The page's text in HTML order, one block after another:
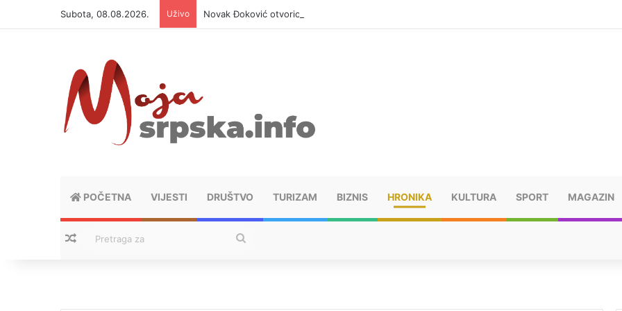
Subota, 08.08.2026. Uživo Novak Đoković otvorio dušu: “Taj poraz me uništio”
POČETNA VIJESTI DRUŠTVO TURIZAM BIZNIS HRONIKA KULTURA SPORT MAGAZIN
Nasumični tekstovi